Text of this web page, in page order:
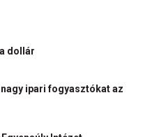
dollár
ipari fogyasztókat az